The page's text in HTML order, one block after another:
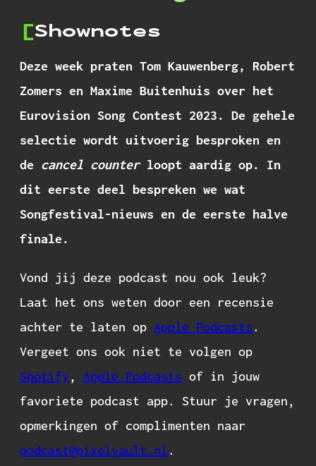
Shownotes
Deze week praten Tom Kauwenberg, Robert
Zomers en Maxime Buitenhuis over het
Eurovision Song Contest 2023. De gehele
selectie wordt uitvoerig besproken en
de cancel counterloopt aardig op. In
dit eerste deel bespreken we wat
Songfestival-nieuws en de eerste halve
finale.
Vond jij deze podcast nou ook leuk?
Laat het ons weten door een recensie
achter te laten op Apple Podcasts.
Vergeet ons ook niet te volgen op
Spotify, Apple Podcasts of in jouw
favoriete podcast app. Stuur je vragen,
opmerkingen of complimenten naar
podcast@pixelvault.nl.